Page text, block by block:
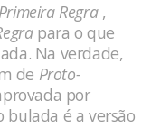
Primeira Regra ,
para o que
Na verdade,
de Proto-
por
bulada é a versão